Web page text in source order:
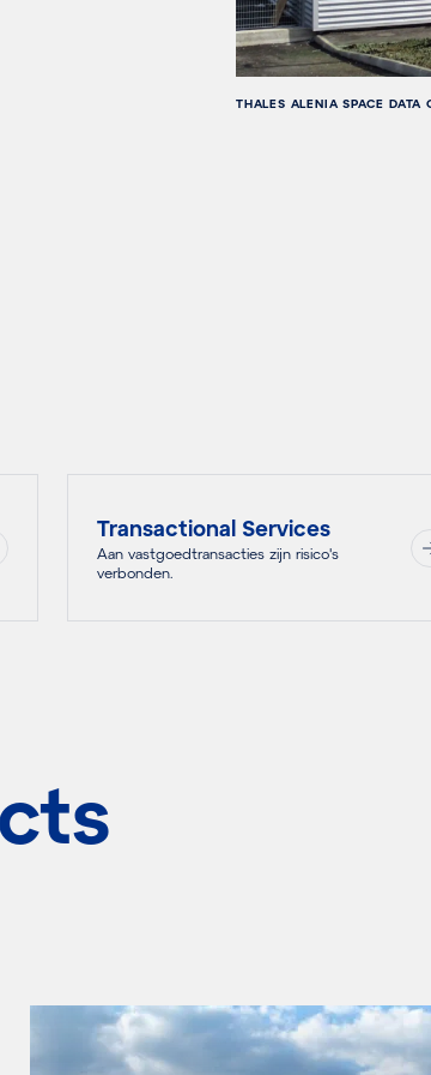
THALES ALENIA SPACE DATA
Transactional Services
Aan vastgoedtransacties zijn risico's
verbonden.